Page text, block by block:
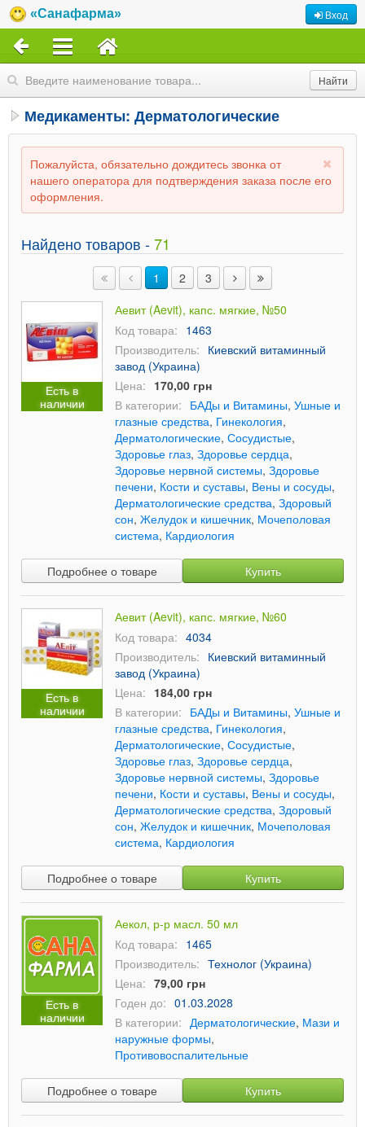
«Санафарма» Вход
Медикаменты: Дерматологические
Пожалуйста, обязательно дождитесь звонка от
нашего оператора для подтверждения заказа после его
оформления.
Найдено товаров -71
1 2 3
Есть в
наличии
Аевит (Aevit), капс. мягкие, №50
Код товара: 1463
Производитель: Киевский витаминный
завод (Украина)
Цена: 170,00 грн
В категории: БАДы и Витамины, Ушные и
глазные средства, Гинекология,
Дерматологические, Сосудистые,
Здоровье глаз, Здоровье сердца,
Здоровье нервной системы, Здоровье
печени, Кости и суставы, Вены и сосуды,
Дерматологические средства, Здоровый
сон, Желудок и кишечник, Мочеполовая
система, Кардиология
Подробнее о товаре Купить
Есть в
наличии
Аевит (Aevit), капс. мягкие, №60
Код товара: 4034
Производитель: Киевский витаминный
завод (Украина)
Цена: 184,00 грн
В категории: БАДы и Витамины, Ушные и
глазные средства, Гинекология,
Дерматологические, Сосудистые,
Здоровье глаз, Здоровье сердца,
Здоровье нервной системы, Здоровье
печени, Кости и суставы, Вены и сосуды,
Дерматологические средства, Здоровый
сон, Желудок и кишечник, Мочеполовая
система, Кардиология
Подробнее о товаре Купить
Есть в
наличии
Аекол, р-р масл. 50 мл
Код товара: 1465
Производитель: Технолог (Украина)
Цена: 79,00 грн
Годен до: 01.03.2028
В категории: Дерматологические, Мази и
наружные формы,
Противовоспалительные
Подробнее о товаре Купить